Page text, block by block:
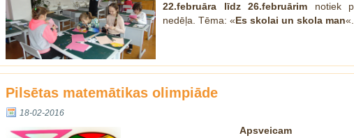
22.februāra līdz 26.februārim notiek
nedēļa. Tēma: «Es skolai un skola man«.
Pilsētas matemātikas olimpiāde
18-02-2016
Apsveicam